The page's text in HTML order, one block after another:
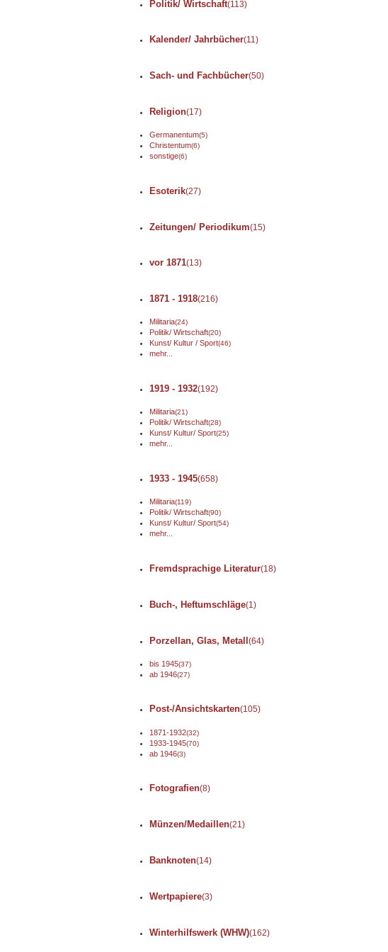
Politik/ Wirtschaft(113)
Kalender/ Jahrbücher(11)
Sach- und Fachbücher(50)
Religion(17)
Germanentum(5)
Christentum(6)
sonstige(6)
Esoterik(27)
Zeitungen/ Periodikum(15)
vor 1871(13)
1871 - 1918(216)
Militaria(24)
Politik/ Wirtschaft(20)
Kunst/ Kultur / Sport(46)
mehr...
1919 - 1932(192)
Militaria(21)
Politik/ Wirtschaft(28)
Kunst/ Kultur/ Sport(25)
mehr...
1933 - 1945(658)
Militaria(119)
Politik/ Wirtschaft(90)
Kunst/ Kultur/ Sport(54)
mehr...
Fremdsprachige Literatur(18)
Buch-, Heftumschläge(1)
Porzellan, Glas, Metall(64)
bis 1945(37)
ab 1946(27)
Post-/Ansichtskarten(105)
1871-1932(32)
1933-1945(70)
ab 1946(3)
Fotografien(8)
Münzen/Medaillen(21)
Banknoten(14)
Wertpapiere(3)
Winterhilfswerk (WHW)(162)